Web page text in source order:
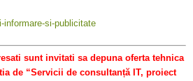
informare-si-publicitate
sunt invitati sa depuna oferta tehnica
de “Servicii de consultanță IT, proiect